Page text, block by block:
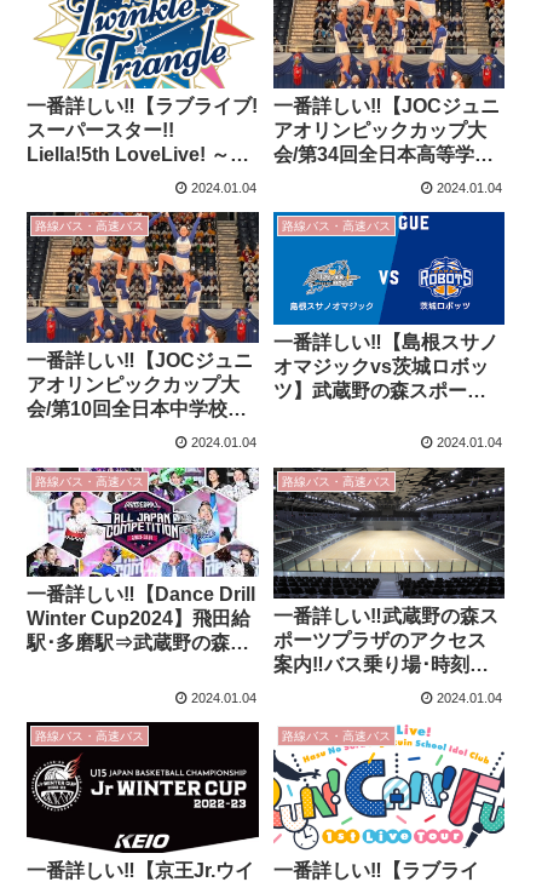
一番詳しい‼【ラブライブ!
スーパースター!!
Liella!5th LoveLive! ～
Twinkle Triangle～】武蔵
のアクセス案内‼バス乗り
場･時刻表も紹介!!
2024.01.04
一番詳しい‼【JOCジュニ
アオリンピックカップ大
会/第34回全日本高等学校
チアリーディング選手権
ツプラザのアクセス案内‼
バス乗り場･時刻表も紹
介!!
2024.01.04
路線バス・高速バス
一番詳しい‼【JOCジュニ
アオリンピックカップ大
会/第10回全日本中学校チ
アリーディング選手権大
プラザのアクセス案内‼バ
ス乗り場･時刻表も紹介!!
2024.01.04
路線バス・高速バス
一番詳しい‼【島根スサノ
オマジックvs茨城ロボッ
ツ】武蔵野の森スポーツ
ス乗り場･時刻表も紹介!!
2024.01.04
路線バス・高速バス
一番詳しい‼【Dance Drill
Winter Cup2024】飛田給
駅･多磨駅⇒武蔵野の森ス
案内‼バス乗り場･時刻表
2024.01.04
路線バス・高速バス
一番詳しい‼武蔵野の森ス
ポーツプラザのアクセス
案内‼バス乗り場･時刻表
2024.01.04
路線バス・高速バス
一番詳しい‼【京王Jr.ウイ
路線バス・高速バス
一番詳しい‼【ラブライ